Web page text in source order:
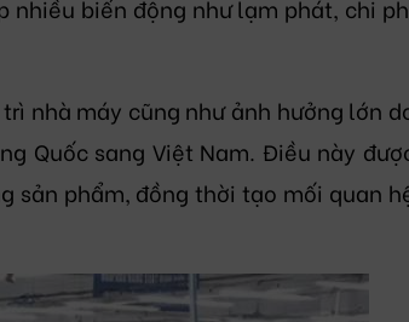
nhiều biến động như lạm phát, chi
nhà máy cũng như ảnh hưởng lớn
Quốc sang Việt Nam. Điều này
sản phẩm, đồng thời tạo mối quan